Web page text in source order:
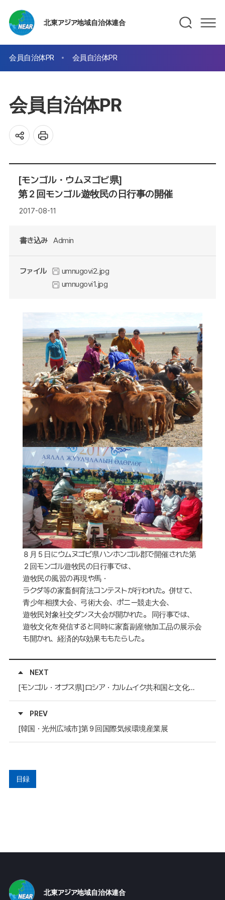
北東アジア地域自治体連合
会員自治体PR 会員自治体PR
会員自治体PR
[モンゴル・ウムヌゴビ県]
第２回モンゴル遊牧民の日行事の開催
2017-08-11
書き込み Admin
ファイル
umnugovi2.jpg
umnugovi1.jpg
８月５日にウムヌゴビ県ハンホンゴル郡で開催された第
２回モンゴル遊牧民の日行事では、
遊牧民の風習の再現や馬・
ラクダ等の家畜飼育法コンテストが行われた。併せて、
青少年相撲大会、弓術大会、ポニー競走大会、
遊牧民対象社交ダンス大会が開かれた。 同行事では、
遊牧文化を発信すると同時に家畜副産物加工品の展示会
も開かれ、経済的な効果ももたらした。
NEXT
[モンゴル・オブス県]ロシア・カルムイク共和国と文化観光分野で交流協力
PREV
[韓国・光州広域市]第９回国際気候環境産業展
目録
北東アジア地域自治体連合